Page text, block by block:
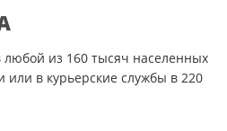
любой из 160 тысяч населенных
или в курьерские службы в 220